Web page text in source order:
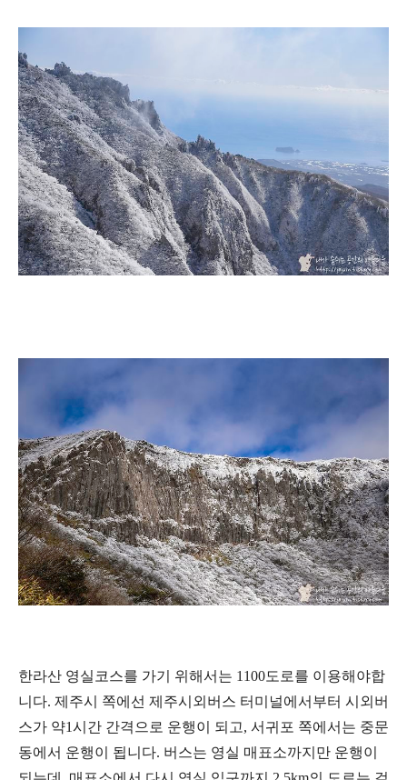
한라산 영실코스를 가기 위해서는 1100도로를 이용해야합
니다. 제주시 쪽에선 제주시외버스 터미널에서부터 시외버
스가 약1시간 간격으로 운행이 되고, 서귀포 쪽에서는 중문
동에서 운행이 됩니다. 버스는 영실 매표소까지만 운행이